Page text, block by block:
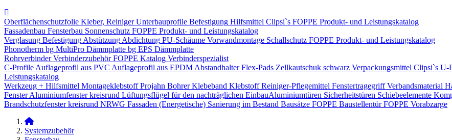
Oberflächenschutzfolie Kleber, Reiniger Unterbauprofile Befestigung Hilfsmittel Clipsi`s FOPPE Produkt- und Leistungskatalog
Fassadenbau Fensterbau Sonnenschutz FOPPE Produkt- und Leistungskatalog
Verglasung Befestigung Abstützung Abdichtung PU-Schäume Vorwandmontage Schallschutz FOPPE Produkt- und Leistungskatalog
Phonotherm bg MultiPro Dämmplatte bg EPS Dämmplatte
Rohrverbinder Verbinderzubehör FOPPE Katalog Verbinderspezialist
C-Profile Auflageprofil aus PVC Auflageprofil aus EPDM Abstandhalter Flex-Pads Zellkautschuk schwarz Verpackungsmittel Clipsi`s U-
Leistungskatalog
Werkzeug + Hilfsmittel Montageklebstoff Projahn Bohrer Klebeband Klebstoff Reiniger-Pflegemittel Fenstertragegriff Verbandsmaterial
Fenster Aluminiumfenster kreisrund Lüftungsflügel für den nachträglichen Einbau​Aluminiumtüren Sicherheitstüren Schiebeelemente
Brandschutzfenster kreisrund NRWG Fassaden (Energetische) Sanierung im Bestand Bausätze FOPPE Baustellentür FOPPE Vorabzarge
Systemzubehör